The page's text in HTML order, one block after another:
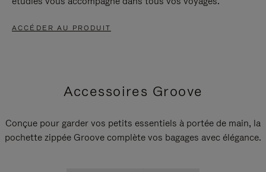
ACCÉDER AU PRODUIT
Accessoires Groove
Conçue pour garder vos petits essentiels à portée de main, la
pochette zippée Groove complète vos bagages avec élégance.